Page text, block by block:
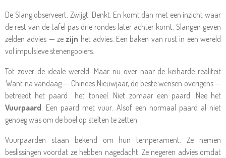
De Slang observeert. Zwijgt. Denkt. En komt dan met een inzicht waar
de rest van de tafel pas drie rondes later achter komt. Slangen geven
zelden advies — ze zijn het advies. Een baken van rust in een wereld
vol impulsieve stenengooiers.
Tot zover de ideale wereld. Maar nu over naar de keiharde realiteit
.Want na vandaag — Chinees Nieuwjaar, de beste wensen overigens —
betreedt het paard het toneel. Niet zomaar een paard. Nee het
Vuurpaard . Een paard met vuur. Alsof een normaal paard al niet
genoeg was om de boel op stelten te zetten.
Vuurpaarden staan bekend om hun temperament. Ze nemen
beslissingen voordat ze hebben nagedacht. Ze negeren advies omdat